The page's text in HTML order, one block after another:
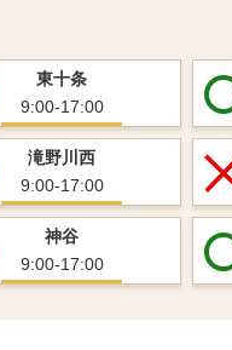
東十条
9:00-17:00
滝野川西
9:00-17:00
神谷
9:00-17:00